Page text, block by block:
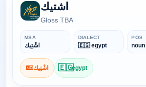
اشتيك
Gloss TBA
MSA
اشْتِيك
DIALECT
🇪🇬 egypt
POS
noun
اشْتِيك 🇪🇬egypt